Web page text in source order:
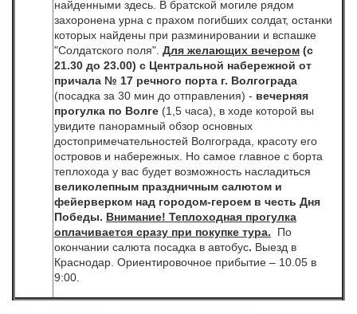
найденными здесь. В братской могиле рядом
захоронена урна с прахом погибших солдат, останки
которых найдены при разминировании и вспашке
"Солдатского поля". Для желающих вечером (с
21.30 до 23.00) с Центральной набережной от
причала № 17 речного порта г. Волгограда
(посадка за 30 мин до отправления) - вечерняя
прогулка по Волге (1,5 часа), в ходе которой вы
увидите панорамный обзор основных
достопримечательностей Волгограда, красоту его
островов и набережных. Но самое главное с борта
теплохода у вас будет возможность насладиться
великолепным праздничным салютом и
фейерверком над городом-героем в честь Дня
Победы. Внимание! Теплоходная прогулка
оплачивается сразу при покупке тура.
По
окончании салюта посадка в автобус. Выезд в
Краснодар. Ориентировочное прибытие – 10.05 в
9:00.